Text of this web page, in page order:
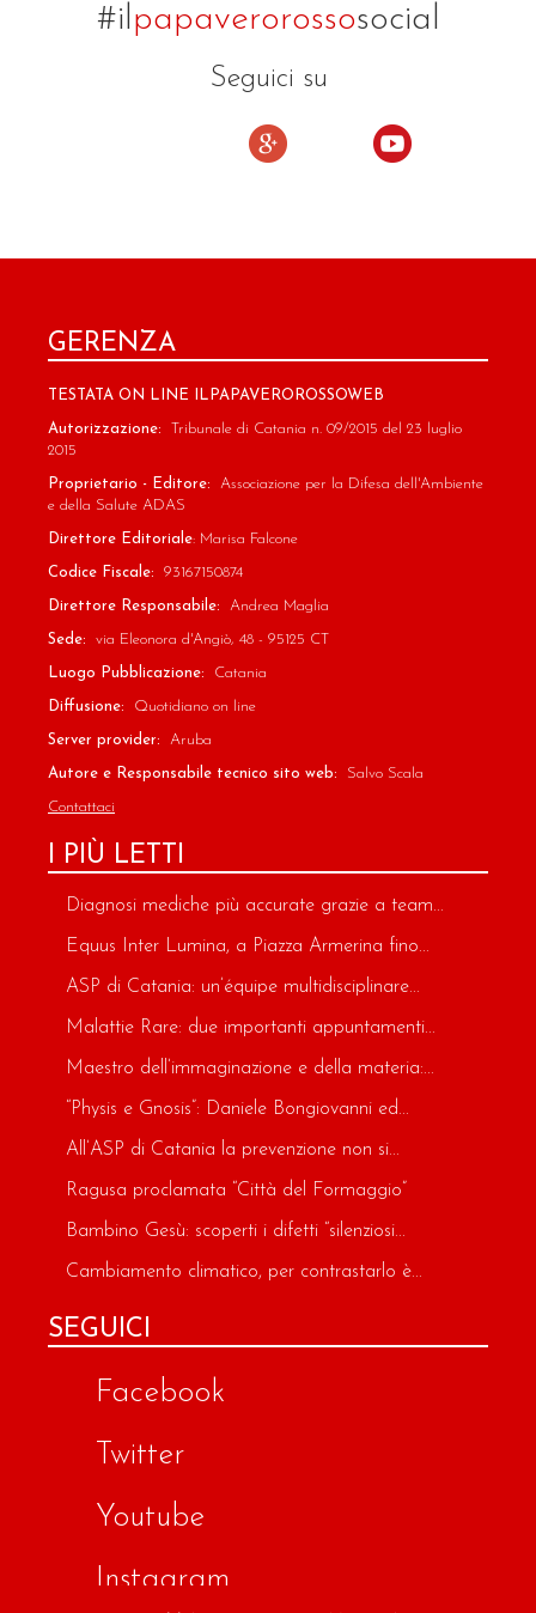
#ilpapaverorossosocial
Seguici su
GERENZA
TESTATA ON LINE ILPAPAVEROROSSOWEB
Autorizzazione: Tribunale di Catania n. 09/2015 del 23 luglio
2015
Proprietario - Editore: Associazione per la Difesa dell'Ambiente
e della Salute ADAS
Direttore Editoriale: Marisa Falcone
Codice Fiscale: 93167150874
Direttore Responsabile: Andrea Maglia
Sede: via Eleonora d'Angiò, 48 - 95125 CT
Luogo Pubblicazione: Catania
Diffusione: Quotidiano on line
Server provider: Aruba
Autore e Responsabile tecnico sito web: Salvo Scala
Contattaci
I PIÙ LETTI
Diagnosi mediche più accurate grazie a team...
Equus Inter Lumina, a Piazza Armerina fino...
ASP di Catania: un’équipe multidisciplinare...
Malattie Rare: due importanti appuntamenti...
Maestro dell’immaginazione e della materia:...
“Physis e Gnosis”: Daniele Bongiovanni ed...
All’ASP di Catania la prevenzione non si...
Ragusa proclamata “Città del Formaggio”
Bambino Gesù: scoperti i difetti “silenziosi...
Cambiamento climatico, per contrastarlo è...
SEGUICI
Facebook
Twitter
Youtube
Instagram